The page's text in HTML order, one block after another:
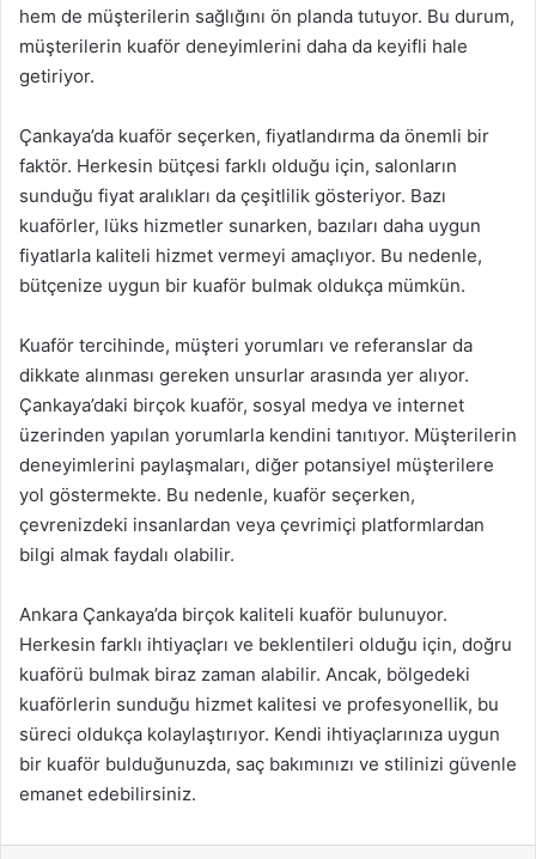
hem de müşterilerin sağlığını ön planda tutuyor. Bu durum,
müşterilerin kuaför deneyimlerini daha da keyifli hale
getiriyor.
Çankaya’da kuaför seçerken, fiyatlandırma da önemli bir
faktör. Herkesin bütçesi farklı olduğu için, salonların
sunduğu fiyat aralıkları da çeşitlilik gösteriyor. Bazı
kuaförler, lüks hizmetler sunarken, bazıları daha uygun
fiyatlarla kaliteli hizmet vermeyi amaçlıyor. Bu nedenle,
bütçenize uygun bir kuaför bulmak oldukça mümkün.
Kuaför tercihinde, müşteri yorumları ve referanslar da
dikkate alınması gereken unsurlar arasında yer alıyor.
Çankaya’daki birçok kuaför, sosyal medya ve internet
üzerinden yapılan yorumlarla kendini tanıtıyor. Müşterilerin
deneyimlerini paylaşmaları, diğer potansiyel müşterilere
yol göstermekte. Bu nedenle, kuaför seçerken,
çevrenizdeki insanlardan veya çevrimiçi platformlardan
bilgi almak faydalı olabilir.
Ankara Çankaya’da birçok kaliteli kuaför bulunuyor.
Herkesin farklı ihtiyaçları ve beklentileri olduğu için, doğru
kuaförü bulmak biraz zaman alabilir. Ancak, bölgedeki
kuaförlerin sunduğu hizmet kalitesi ve profesyonellik, bu
süreci oldukça kolaylaştırıyor. Kendi ihtiyaçlarınıza uygun
bir kuaför bulduğunuzda, saç bakımınızı ve stilinizi güvenle
emanet edebilirsiniz.